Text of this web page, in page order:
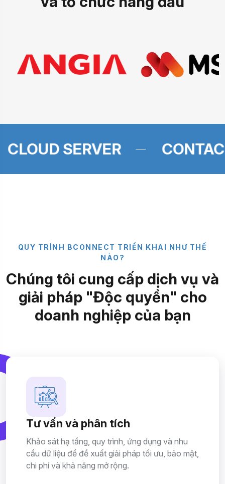
CONTACT CENTER
QUY TR ÌN H BC ON NE CT T RI ỂN KHA I NH Ư TH Ế
N ÀO ?
Chúng tôi cung cấp dịch vụ và
giải pháp "Độc quyền" cho
doanh nghiệp của bạn
Tư vấn và phân tích
Khảo sát hạ tầng, quy trình, ứng dụng và nhu
cầu dữ liệu để đề xuất giải pháp tối ưu, bảo mật,
chi phí và khả năng mở rộng.